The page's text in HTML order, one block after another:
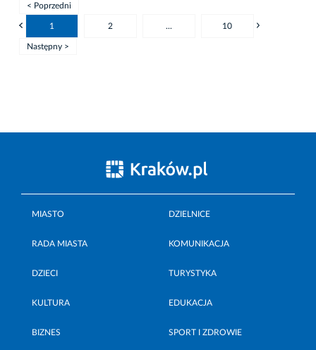
< Poprzedni
1 2 ... 10
Następny >
MIASTO DZIELNICE
RADA MIASTA KOMUNIKACJA
DZIECI TURYSTYKA
KULTURA EDUKACJA
BIZNES SPORT I ZDROWIE